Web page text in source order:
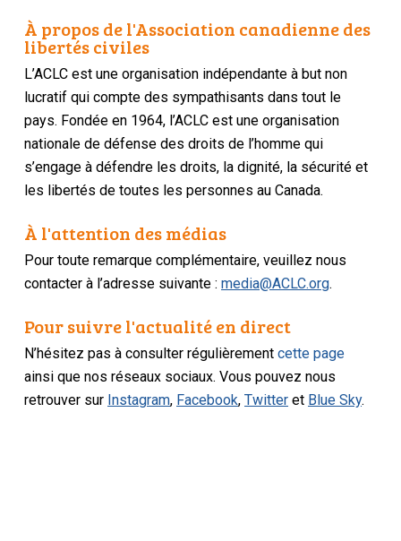
À propos de l'Association canadienne des
libertés civiles
L’ACLC est une organisation indépendante à but non
lucratif qui compte des sympathisants dans tout le
pays. Fondée en 1964, l’ACLC est une organisation
nationale de défense des droits de l’homme qui
s’engage à défendre les droits, la dignité, la sécurité et
les libertés de toutes les personnes au Canada.
À l'attention des médias
Pour toute remarque complémentaire, veuillez nous
contacter à l’adresse suivante :media@ACLC.org.
Pour suivre l'actualité en direct
N’hésitez pas à consulter régulièrementcette page
ainsi que nos réseaux sociaux. Vous pouvez nous
retrouver sur Instagram, Facebook,Twitter et Blue Sky.